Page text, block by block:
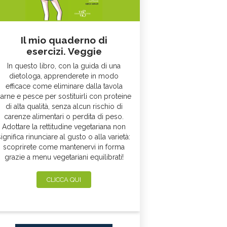
Il mio quaderno di
esercizi. Veggie
In questo libro, con la guida di una
dietologa, apprenderete in modo
efficace come eliminare dalla tavola
e pesce per sostituirli con proteine
di alta qualità, senza alcun rischio di
carenze alimentari o perdita di peso.
Adottare la rettitudine vegetariana non
rinunciare al gusto o alla varietà:
scoprirete come mantenervi in forma
grazie a menu vegetariani equilibrati!
CLICCA QUI